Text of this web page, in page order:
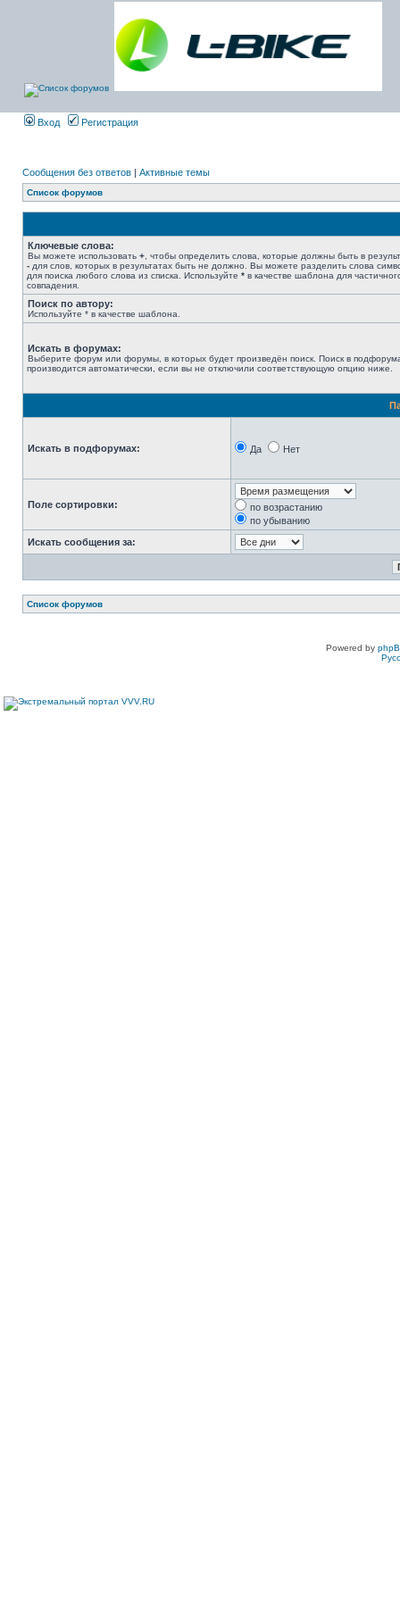
Вход Регистрация
Сообщения без ответов | Активные темы
Список форумов
Ключевые слова:
Вы можете использовать + , чтобы определить слова, которые должны быть в
- для слов, которых в результатах быть не должно. Вы можете разделить слова
для поиска любого слова из списка. Используйте * в качестве шаблона для
совпадения.
Поиск по автору:
Используйте * в качестве шаблона.
Искать в форумах:
Выберите форум или форумы, в которых будет произведён поиск. Поиск в
производится автоматически, если вы не отключили соответствующую опцию ниже.
Искать в подфорумах: Да Нет
Поле сортировки:
по возрастанию
по убыванию
Искать сообщения за:
Список форумов
Powered by